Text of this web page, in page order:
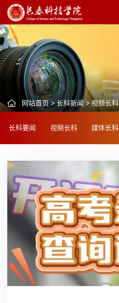
网站首页>长科新闻 >视频长科
长科要闻 视频长科 媒体长科